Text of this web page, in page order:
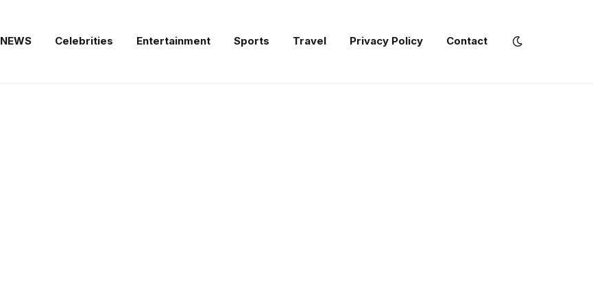
NEWS Celebrities Entertainment Sports Travel Privacy Policy Contact